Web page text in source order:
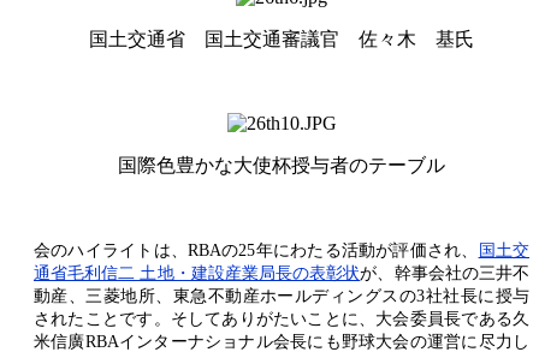
国土交通省 国土交通審議官 佐々木 基氏
国際色豊かな大使杯授与者のテーブル
会のハイライトは、RBAの25年にわたる活動が評価され、
国土交
通省毛利信二 土地・建設産業局長の表彰状が、幹事会社の三井不
動産、三菱地所、東急不動産ホールディングスの3社社長に授与
されたことです。そしてありがたいことに、大会委員長である久
米信廣RBAインターナショナル会長にも野球大会の運営に尽力し